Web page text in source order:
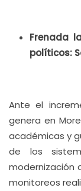
Frenada
políticos:
Ante el
genera en
académicas y
de los
modernización
monitoreos